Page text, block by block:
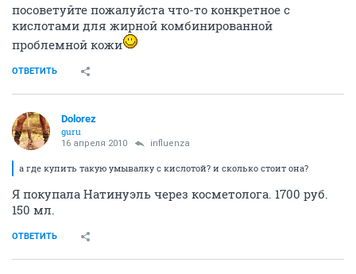
Даже Пола - не истина в последней инстанции. Свой
опыт дороже любой Полы. Да и неострате нет причин
не доверять.
ОТВЕТИТЬ
I
influenza
experienced
15 апреля 2010 polara
посоветуйте пожалуйста что-то конкретное с
кислотами для жирной комбинированной
проблемной кожи